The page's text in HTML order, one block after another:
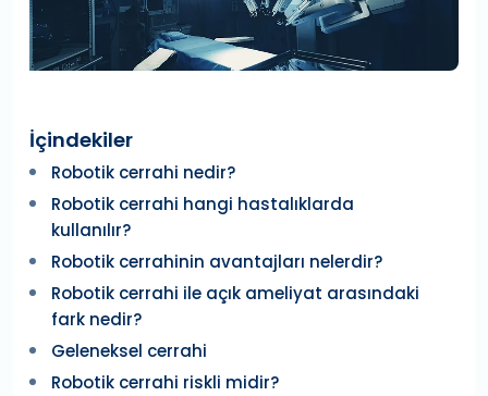
İçindekiler
Robotik cerrahi nedir?
Robotik cerrahi hangi hastalıklarda
kullanılır?
Robotik cerrahinin avantajları nelerdir?
Robotik cerrahi ile açık ameliyat arasındaki
fark nedir?
Geleneksel cerrahi
Robotik cerrahi riskli midir?